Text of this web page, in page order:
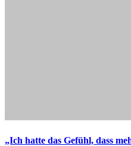
„Ich hatte das Gefühl, dass